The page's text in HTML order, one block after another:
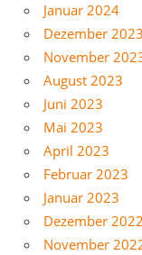
Januar 2024
Dezember 2023
November
August 2023
Juni 2023
Mai 2023
April 2023
Februar 2023
Januar 2023
Dezember 2022
November